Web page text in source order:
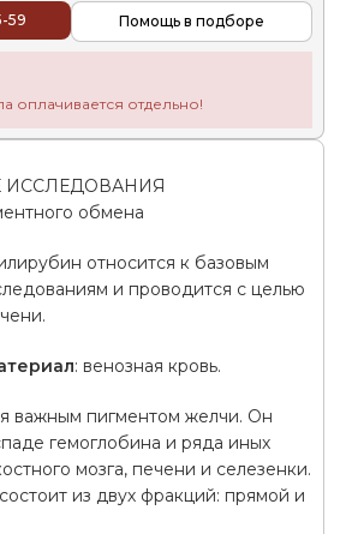
59 Помощь в подборе
оплачивается отдельно!
ИССЛЕДОВАНИЯ
обмена
относится к базовым
и проводится с целью
: венозная кровь.
важным пигментом желчи. Он
гемоглобина и ряда иных
мозга, печени и селезенки.
из двух фракций: прямой и